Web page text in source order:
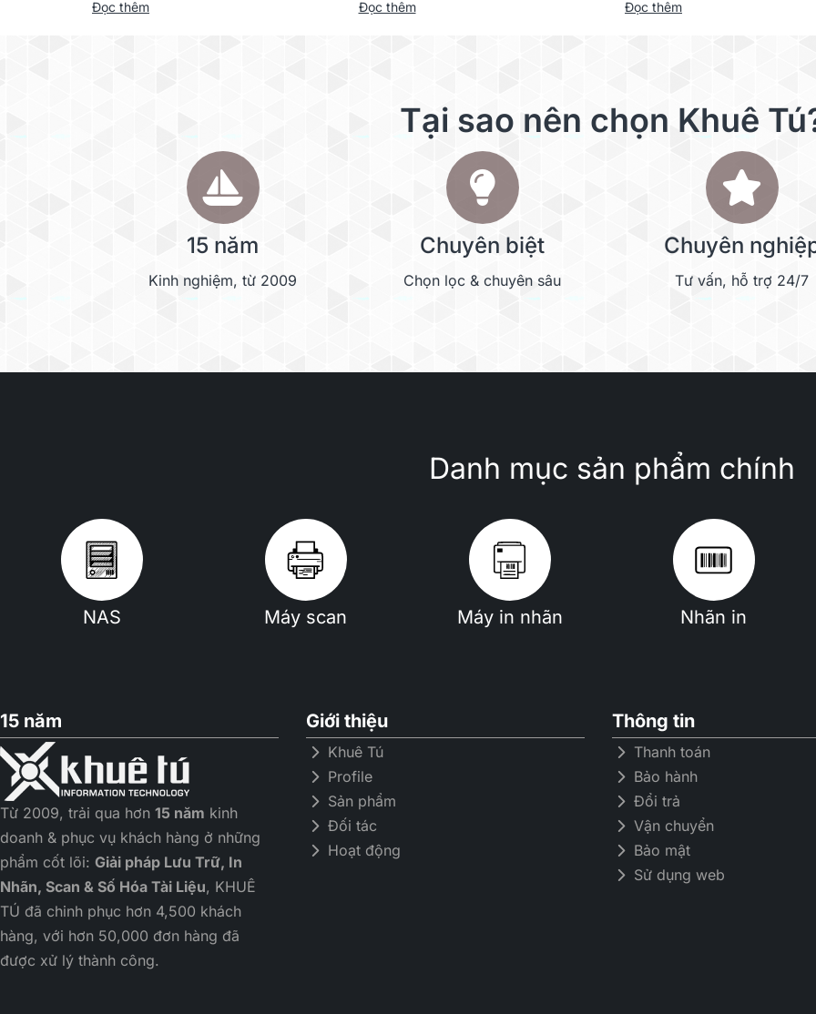
Đọc thêm
Đọc thêm
Đọc thêm
Tại sao nên chọn Khuê
15 năm
Kinh nghiệm, từ 2009
Chuyên biệt
Chọn lọc & chuyên sâu
Chuyên
Tư vấn, hỗ trợ 24/7
Danh mục sản phẩm chính
NAS Máy scan Máy in nhãn Nhãn in
15 năm
Từ 2009, trải qua hơn 15 năm kinh
doanh & phục vụ khách hàng ở những
phẩm cốt lõi: Giải pháp Lưu Trữ, In
Nhãn, Scan & Số Hóa Tài Liệu, KHUÊ
TÚ đã chinh phục hơn 4,500 khách
hàng, với hơn 50,000 đơn hàng đã
được xử lý thành công.
Giới thiệu
Khuê Tú
Profile
Sản phẩm
Đối tác
Hoạt động
Thông tin
Thanh toán
Bảo hành
Đổi trả
Vận chuyển
Bảo mật
Sử dụng web